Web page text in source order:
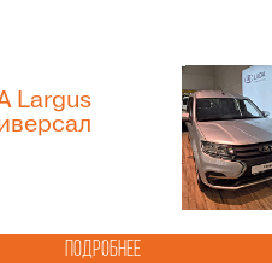
Largus
Подробнее